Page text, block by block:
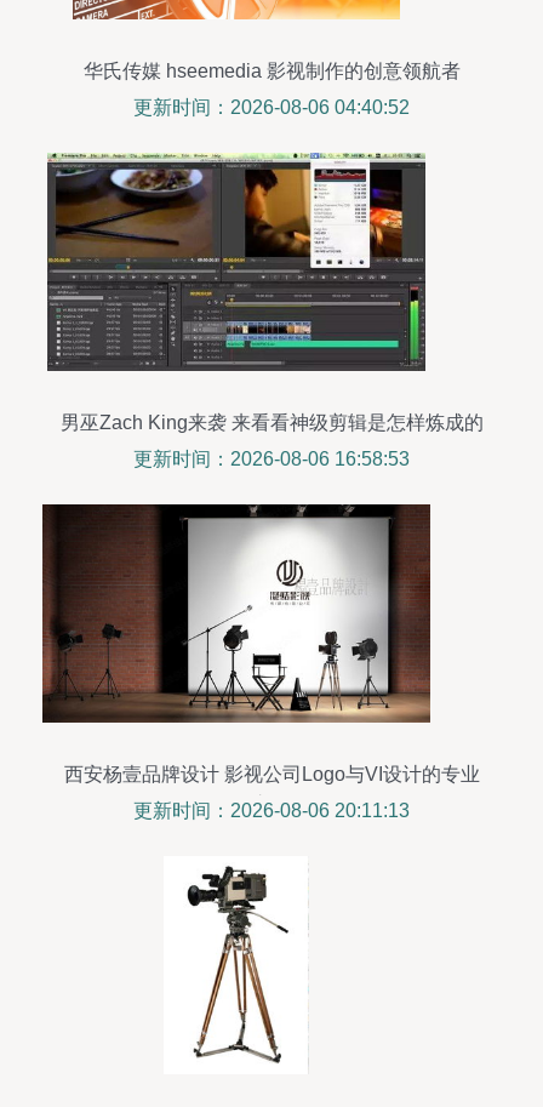
华氏传媒 hseemedia 影视制作的创意领航者
更新时间：2026-08-06 04:40:52
男巫Zach King来袭 来看看神级剪辑是怎样炼成的
更新时间：2026-08-06 16:58:53
西安杨壹品牌设计 影视公司Logo与VI设计的专业
之道
更新时间：2026-08-06 20:11:13